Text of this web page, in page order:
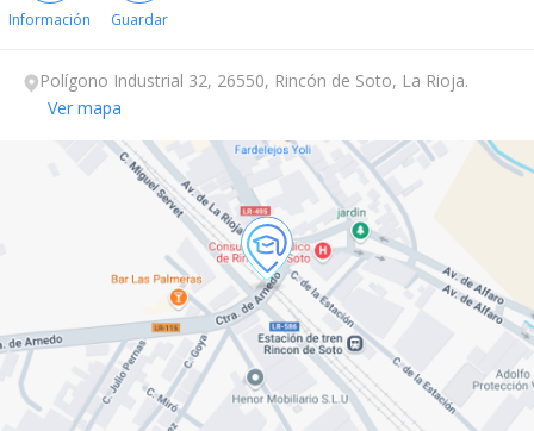
Información Guardar
Polígono Industrial 32, 26550, Rincón de Soto, La Rioja.
Ver mapa